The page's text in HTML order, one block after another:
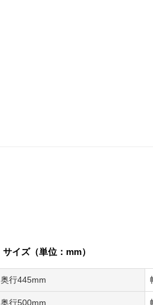
サイズ（単位：mm）
奥行445mm
奥行500mm